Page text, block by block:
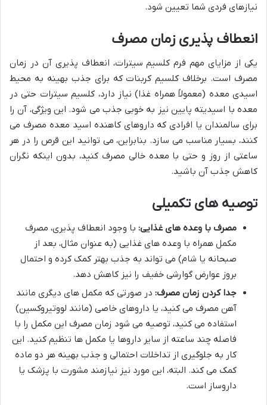
نیازهای فردی شما تعیین شود.
انعطاف پذیری زمان مصرف
یکی از مزایای مهم فرم کلسیم سیترات، انعطاف پذیری آن در زمان
مصرف است. برخلاف کلسیم کربنات که برای جذب بهینه به محیط
اسیدی معده (معمولاً همراه غذا) نیاز دارد، کلسیم سیترات حتی در
معده با اسیدیته پایین نیز به خوبی جذب می شود. این ویژگی، آن را
برای سالمندان یا افرادی که داروهای کاهنده اسید معده مصرف می
کنند، بسیار مناسب می سازد. بنابراین، می توانید این قرص را در هر
ساعتی از روز و حتی با معده خالی مصرف کنید، بدون اینکه نگران
کاهش جذب آن باشید.
توصیه های تکمیلی
مصرف با وعده های غذایی: با وجود انعطاف پذیری، مصرف
مکمل همراه با وعده های غذایی (به عنوان مثال، بعد از
صبحانه یا شام) می تواند به جذب بهتر کمک کرده و احتمال
بروز عوارض گوارشی خفیف را نیز کاهش دهد.
جدا کردن زمان مصرف: در صورتی که مکمل های دیگری مانند
آهن مصرف می کنید، یا داروهای خاصی (مانند لووتیروکسین)
استفاده می کنید، توصیه می شود زمان مصرف این مکمل را با
فاصله چند ساعته از سایر داروها یا مکمل ها تنظیم کنید. این
کار به جلوگیری از تداخلات احتمالی و جذب بهینه هر دو ماده
کمک می کند. البته، این مورد نیز نیازمند مشورت با پزشک یا
داروساز است.